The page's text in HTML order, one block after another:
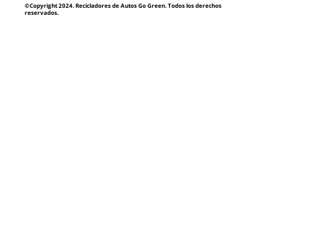
©Copyright 2024. Recicladores de Autos Go Green. Todos los derechos
reservados.